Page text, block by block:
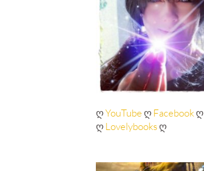
ღYouTubeღFacebookღ
ღLovelybooksღ